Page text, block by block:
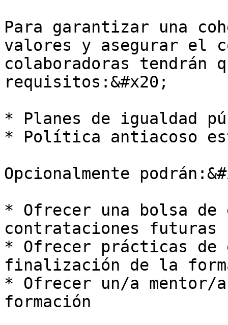
Para garantizar una
valores y asegurar el
colaboradoras tendrán
requisitos:&#x20;
* Planes de igualdad
* Política antiacoso
Opcionalmente
* Ofrecer una bolsa de
contrataciones futuras
* Ofrecer prácticas de
finalización de la
* Ofrecer un/a mentor/
formación